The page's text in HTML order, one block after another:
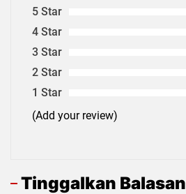
5 Star
4 Star
3 Star
2 Star
1 Star
(Add your review)
Tinggalkan Balasan